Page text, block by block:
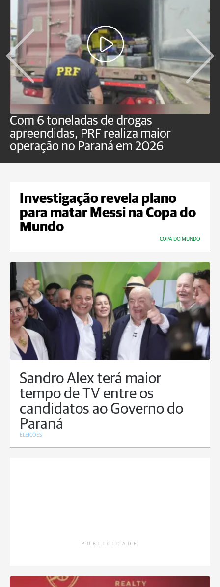
Com 6 toneladas de drogas
apreendidas, PRF realiza maior
operação no Paraná em 2026
Investigação revela plano
para matar Messi na Copa do
Mundo
COPA DO MUNDO
Sandro Alex terá maior
tempo de TV entre os
candidatos ao Governo do
Paraná
ELEIÇÕES
PUBLICIDADE